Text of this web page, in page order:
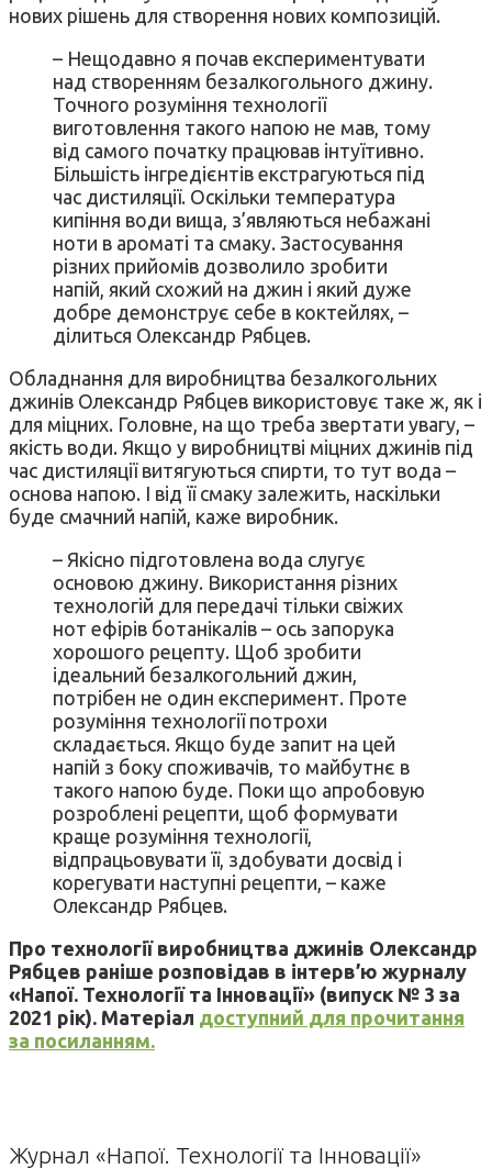
нових рішень для створення нових композицій.
– Нещодавно я почав експериментувати
над створенням безалкогольного джину.
Точного розуміння технології
виготовлення такого напою не мав, тому
від самого початку працював інтуїтивно.
Більшість інгредієнтів екстрагуються під
час дистиляції. Оскільки температура
кипіння води вища, з’являються небажані
ноти в ароматі та смаку. Застосування
різних прийомів дозволило зробити
напій, який схожий на джин і який дуже
добре демонструє себе в коктейлях, –
ділиться Олександр Рябцев.
Обладнання для виробництва безалкогольних
джинів Олександр Рябцев використовує таке ж, як і
для міцних. Головне, на що треба звертати увагу, –
якість води. Якщо у виробництві міцних джинів під
час дистиляції витягуються спирти, то тут вода –
основа напою. І від її смаку залежить, наскільки
буде смачний напій, каже виробник.
– Якісно підготовлена вода слугує
основою джину. Використання різних
технологій для передачі тільки свіжих
нот ефірів ботанікалів – ось запорука
хорошого рецепту. Щоб зробити
ідеальний безалкогольний джин,
потрібен не один експеримент. Проте
розуміння технології потрохи
складається. Якщо буде запит на цей
напій з боку споживачів, то майбутнє в
такого напою буде. Поки що апробовую
розроблені рецепти, щоб формувати
краще розуміння технології,
відпрацьовувати її, здобувати досвід і
корегувати наступні рецепти, – каже
Олександр Рябцев.
Про технології виробництва джинів Олександр
Рябцев раніше розповідав в інтерв’ю журналу
«Напої. Технології та Інновації» (випуск № 3 за
2021 рік). Матеріал доступний для прочитання
за посиланням.
Журнал «Напої. Технології та Інновації»